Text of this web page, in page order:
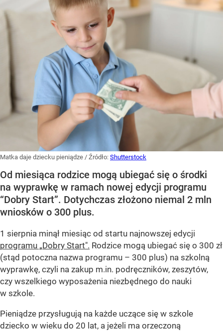
Matka daje dziecku pieniądze / Źródło: Shutterstock
Od miesiąca rodzice mogą ubiegać się o środki
na wyprawkę w ramach nowej edycji programu
“Dobry Start”. Dotychczas złożono niemal 2 mln
wniosków o 300 plus.
1 sierpnia minął miesiąc od startu najnowszej edycji
programu „Dobry Start". Rodzice mogą ubiegać się o 300 zł
(stąd potoczna nazwa programu – 300 plus) na szkolną
wyprawkę, czyli na zakup m.in. podręczników, zeszytów,
czy wszelkiego wyposażenia niezbędnego do nauki
w szkole.
Pieniądze przysługują na każde uczące się w szkole
dziecko w wieku do 20 lat, a jeżeli ma orzeczoną